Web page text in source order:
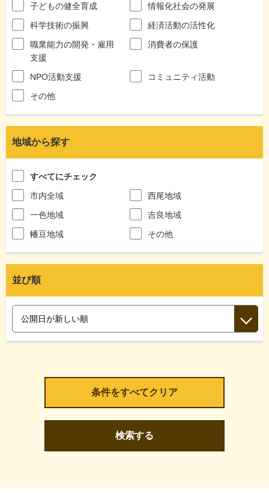
子どもの健全育成
情報化社会の発展
科学技術の振興
経済活動の活性化
職業能力の開発・雇用
支援
消費者の保護
NPO活動支援
コミュニティ活動
その他
地域から探す
すべてにチェック
市内全域
西尾地域
一色地域
吉良地域
幡豆地域
その他
並び順
検索する